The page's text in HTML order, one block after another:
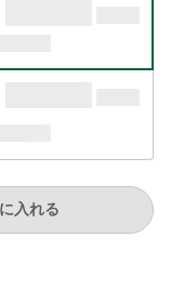
入れる